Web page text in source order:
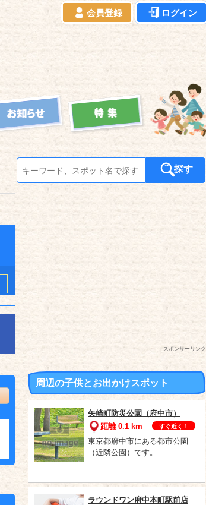
会員登録 ログイン
探す
スポンサーリンク
周辺の子供とお出かけスポット
矢崎町防災公園（府中市）
距離 0.1 km
すぐ近く！
東京都府中市にある都市公園
（近隣公園）です。
ラウンドワン府中本町駅前店